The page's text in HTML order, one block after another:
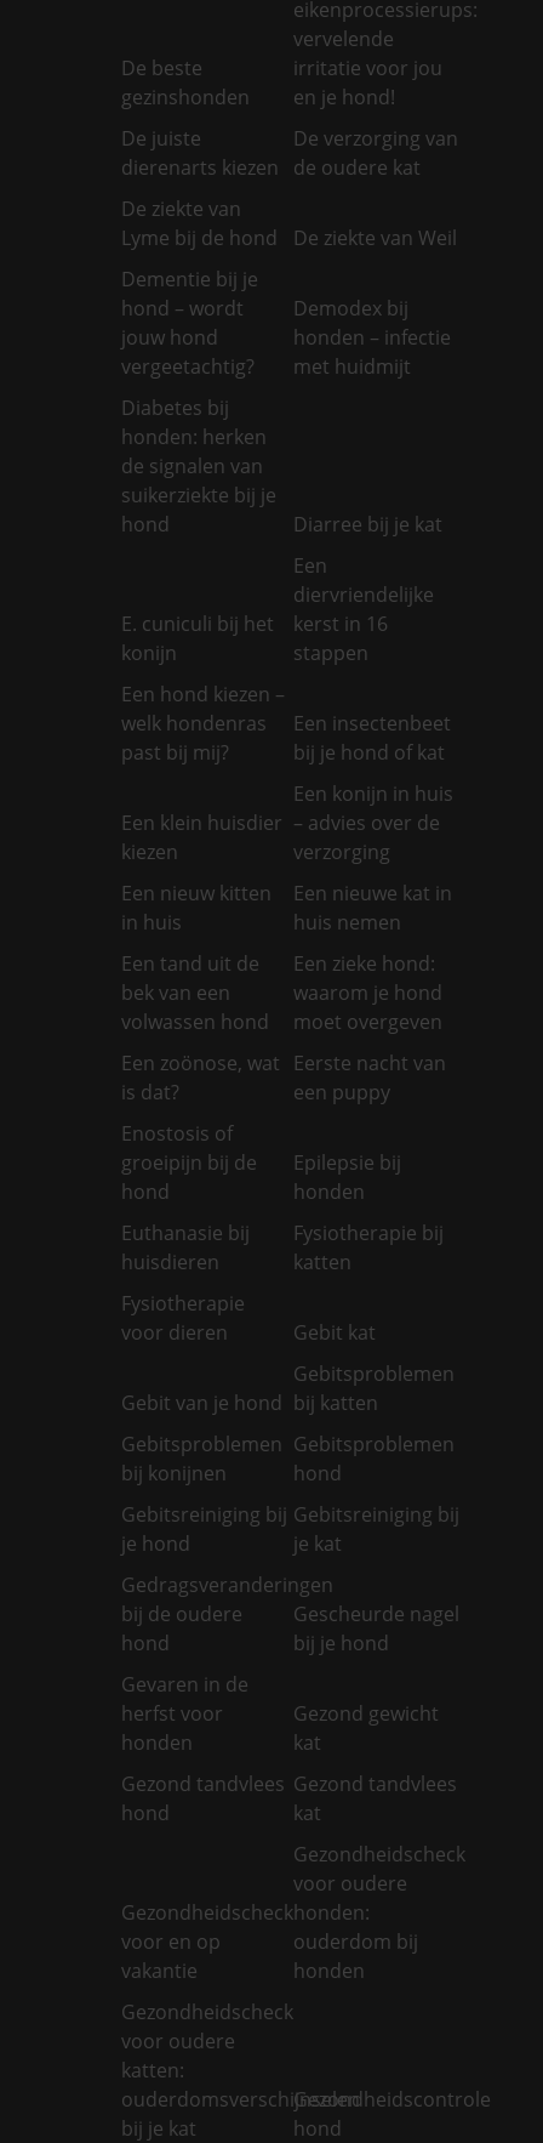
De beste
gezinshonden
eikenprocessierups:
vervelende
irritatie voor jou
en je hond!
De juiste
dierenarts kiezen
De verzorging van
de oudere kat
De ziekte van
Lyme bij de hond
De ziekte van Weil
Dementie bij je
hond – wordt
jouw hond
vergeetachtig?
Demodex bij
honden – infectie
met huidmijt
Diabetes bij
honden: herken
de signalen van
suikerziekte bij je
hond
Diarree bij je kat
E. cuniculi bij het
konijn
Een
diervriendelijke
kerst in 16
stappen
Een hond kiezen –
welk hondenras
past bij mij?
Een insectenbeet
bij je hond of kat
Een klein huisdier
kiezen
Een konijn in huis
– advies over de
verzorging
Een nieuw kitten
in huis
Een nieuwe kat in
huis nemen
Een tand uit de
bek van een
volwassen hond
Een zieke hond:
waarom je hond
moet overgeven
Een zoönose, wat
is dat?
Eerste nacht van
een puppy
Enostosis of
groeipijn bij de
hond
Epilepsie bij
honden
Euthanasie bij
huisdieren
Fysiotherapie bij
katten
Fysiotherapie
voor dieren
Gebit kat
Gebit van je hond
Gebitsproblemen
bij katten
Gebitsproblemen
bij konijnen
Gebitsproblemen
hond
Gebitsreiniging bij
je hond
Gebitsreiniging bij
je kat
Gedragsveranderingen
bij de oudere
hond
Gescheurde nagel
bij je hond
Gevaren in de
herfst voor
honden
Gezond gewicht
kat
Gezond tandvlees
hond
Gezond tandvlees
kat
Gezondheidscheck
voor en op
vakantie
Gezondheidscheck
voor oudere
honden:
ouderdom bij
honden
Gezondheidscheck
voor oudere
katten:
ouderdomsverschijnselen
bij je kat
Gezondheidscontrole
hond